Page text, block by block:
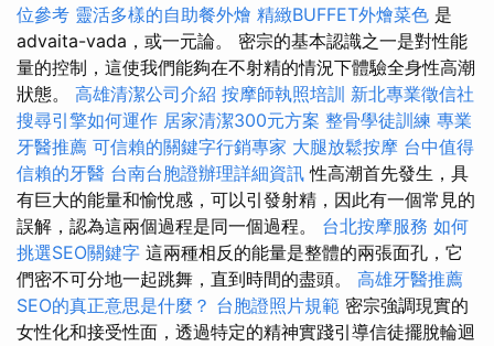
位參考 靈活多樣的自助餐外燴 精緻BUFFET外燴菜色 是
advaita-vada，或一元論。 密宗的基本認識之一是對性能
量的控制，這使我們能夠在不射精的情況下體驗全身性高潮
狀態。 高雄清潔公司介紹 按摩師執照培訓 新北專業徵信社
搜尋引擎如何運作 居家清潔300元方案 整骨學徒訓練 專業
牙醫推薦 可信賴的關鍵字行銷專家 大腿放鬆按摩 台中值得
信賴的牙醫 台南台胞證辦理詳細資訊 性高潮首先發生，具
有巨大的能量和愉悅感，可以引發射精，因此有一個常見的
誤解，認為這兩個過程是同一個過程。 台北按摩服務 如何
挑選SEO關鍵字 這兩種相反的能量是整體的兩張面孔，它
們密不可分地一起跳舞，直到時間的盡頭。 高雄牙醫推薦
SEO的真正意思是什麼？ 台胞證照片規範 密宗強調現實的
女性化和接受性面，透過特定的精神實踐引導信徒擺脫輪迴